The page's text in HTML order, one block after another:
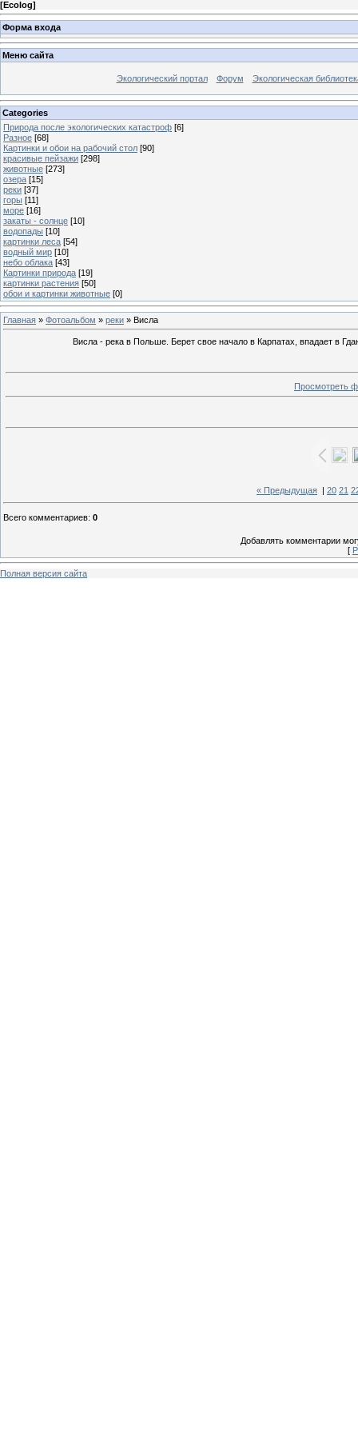
[Ecolog]
Форма входа
Меню сайта
Экологический портал Форум Экологическая
Categories
Природа после экологических катастроф [6]
Разное [68]
Картинки и обои на рабочий стол [90]
красивые пейзажи [298]
животные [273]
озера [15]
реки [37]
горы [11]
море [16]
закаты - солнце [10]
водопады [10]
картинки леса [54]
водный мир [10]
небо облака [43]
Картинки природа [19]
картинки растения [50]
обои и картинки животные [0]
Главная » Фотоальбом » реки » Висла
Висла - река в Польше. Берет свое начало в Карпатах, впадает в
Просмотреть
« Предыдущая 20 21
Всего комментариев: 0
Добавлять комментарии
[
Полная версия сайта